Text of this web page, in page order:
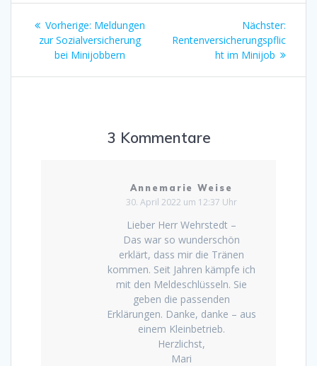
Beitragsnavigation
Vorherige: Vorheriger
Beitrag:
Meldungen
zur Sozialversicherung
bei Minijobbern
Nächster:
Rentenversicherungspflic
ht im Minijob
3 Kommentare
Annemarie Weise
30. April 2022 um 12:37 Uhr
Lieber Herr Wehrstedt –
Das war so wunderschön
erklärt, dass mir die Tränen
kommen. Seit Jahren kämpfe ich
mit den Meldeschlüsseln. Sie
geben die passenden
Erklärungen. Danke, danke – aus
einem Kleinbetrieb.
Herzlichst,
Mari